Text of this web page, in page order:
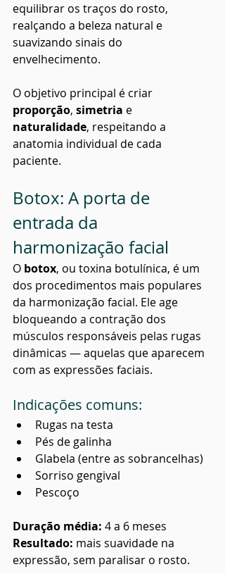
equilibrar os traços do rosto,
realçando a beleza natural e
suavizando sinais do
envelhecimento.
O objetivo principal é criar
proporção, simetria e
naturalidade, respeitando a
anatomia individual de cada
paciente.
Botox: A porta de
entrada da
harmonização facial
O botox, ou toxina botulínica, é um
dos procedimentos mais populares
da harmonização facial. Ele age
bloqueando a contração dos
músculos responsáveis pelas rugas
dinâmicas — aquelas que aparecem
com as expressões faciais.
Indicações comuns:
Rugas na testa
Pés de galinha
Glabela (entre as sobrancelhas)
Sorriso gengival
Pescoço
Duração média: 4 a 6 meses
Resultado: mais suavidade na
expressão, sem paralisar o rosto.